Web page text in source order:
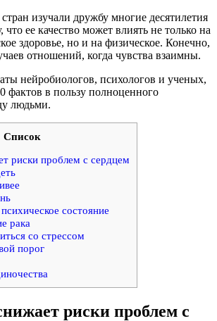
изучали дружбу многие десятилетия
ее качество может влиять не только на
здоровье, но и на физическое. Конечно,
отношений, когда чувства взаимны.
нейробиологов, психологов и ученых,
фактов в пользу полноценного
людьми.
Список
риски проблем с сердцем
состояние
рака
со стрессом
порог
риски проблем с